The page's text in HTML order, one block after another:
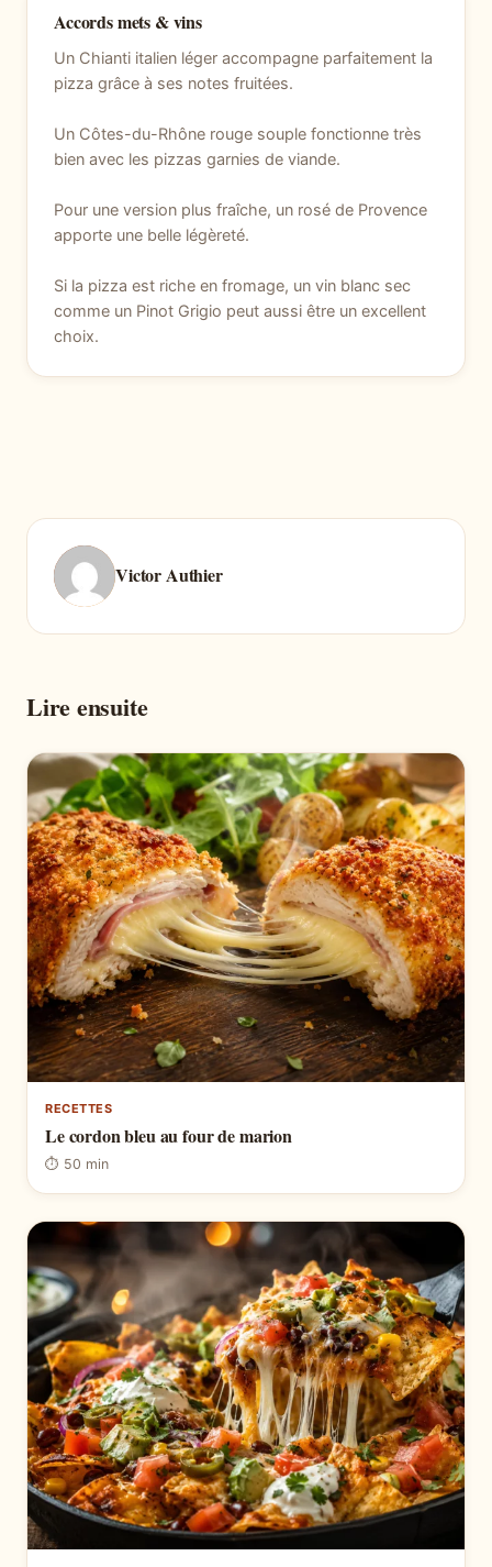
Accords mets & vins
Un Chianti italien léger accompagne parfaitement la
pizza grâce à ses notes fruitées.
Un Côtes-du-Rhône rouge souple fonctionne très
bien avec les pizzas garnies de viande.
Pour une version plus fraîche, un rosé de Provence
apporte une belle légèreté.
Si la pizza est riche en fromage, un vin blanc sec
comme un Pinot Grigio peut aussi être un excellent
choix.
Victor Authier
Lire ensuite
RECETTES
Le cordon bleu au four de marion
⏱ 50 min